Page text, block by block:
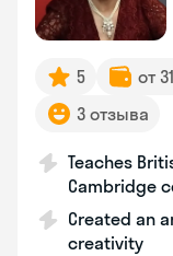
5 от
3 отзыва
Teaches
Cambridge
Created an
creativity